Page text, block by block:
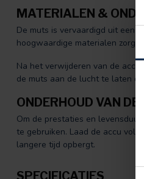
MATERIALEN &
De muts is vervaardigd uit een
hoogwaardige materialen
Na het verwijderen van de accu
de muts aan de lucht te laten
ONDERHOUD VAN DE
Om de prestaties en
te gebruiken. Laad de accu
langere tijd opbergt.
SPECIFICATIES